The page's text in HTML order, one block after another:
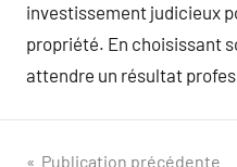
investissement judicieux
propriété. En choisissant
attendre un résultat
Publication précédente